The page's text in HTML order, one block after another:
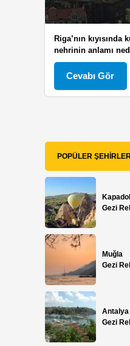
Riga’nın
nehrinin anlamı
Cevabı Gör
POPÜLER
Gezi
Muğla
Gezi
Antalya
Gezi